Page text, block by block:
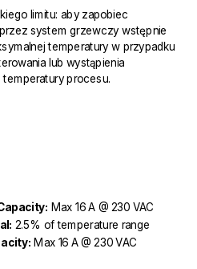
limitu: aby zapobiec
system grzewczy wstępnie
temperatury w przypadku
lub wystąpienia
procesu.
Max 16 A @ 230 VAC
2.5% of temperature range
Max 16 A @ 230 VAC